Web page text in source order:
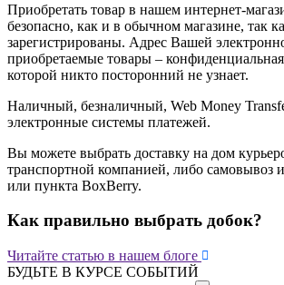
Приобретать товар в нашем интернет-
безопасно, как и в обычном магазине, так
зарегистрированы. Адрес Вашей
приобретаемые товары –
которой никто посторонний не узнает.
Наличный, безналичный, Web Money
электронные системы платежей.
Вы можете выбрать доставку на дом
транспортной компанией, либо самовывоз
или пункта BoxBerry.
Как правильно выбрать добок?
Читайте статью в нашем блоге 
БУДЬТЕ В КУРСЕ СОБЫТИЙ